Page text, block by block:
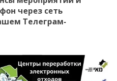
через сеть
Телеграм-